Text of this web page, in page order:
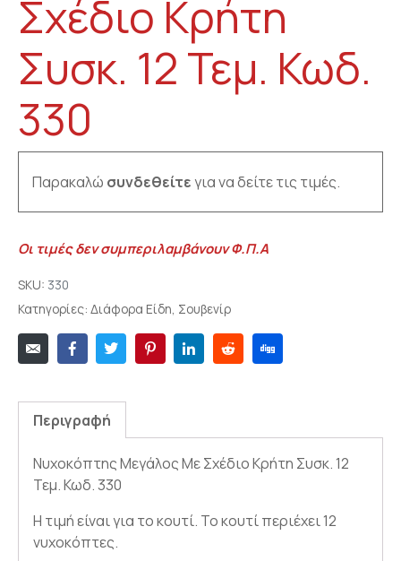
Σχέδιο Κρήτη
Συσκ. 12 Τεμ. Κωδ.
330
Παρακαλώ συνδεθείτεγια να δείτε τις τιμές.
Οι τιμές δεν συμπεριλαμβάνουν Φ.Π.Α
SKU: 330
Κατηγορίες: Διάφορα Είδη, Σουβενίρ
Περιγραφή
Νυχοκόπτης Μεγάλος Με Σχέδιο Κρήτη Συσκ. 12
Τεμ. Κωδ. 330
Η τιμή είναι για το κουτί. Το κουτί περιέχει 12
νυχοκόπτες.